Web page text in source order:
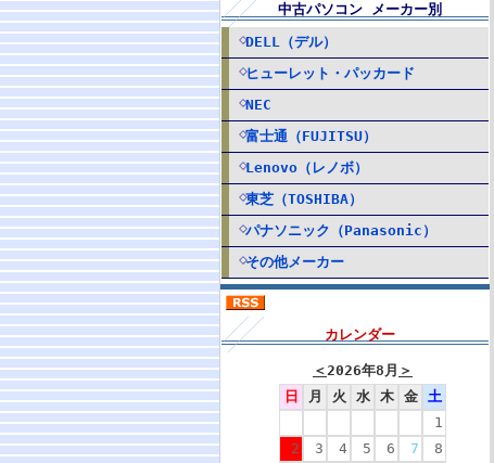
中古パソコン メーカー別
DELL（デル）
ヒューレット・パッカード
NEC
富士通（FUJITSU）
Lenovo（レノボ）
東芝（TOSHIBA）
パナソニック（Panasonic）
その他メーカー
カレンダー
＜2026年8月 ＞
日
月 火 水 木 金
土
1
2
3 4 5 6 7
8